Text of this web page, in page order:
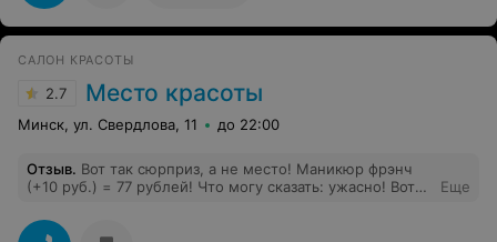
САЛОН КРАСОТЫ
2.7 Место красоты
Минск, ул. Свердлова, 11 до 22:00
Отзыв. Вот так сюрприз, а не место! Маникюр фрэнч
(+10 руб.) = 77 рублей! Что могу сказать: ужасно! Вот
Последние: днём - и суток не прошло! Кривая улыбка,
Еще